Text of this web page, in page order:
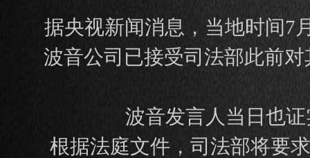
据央视新闻消息，当地时间7
波音公司已接受司法部此前
波音发言人当日也
根据法庭文件，司法部将要